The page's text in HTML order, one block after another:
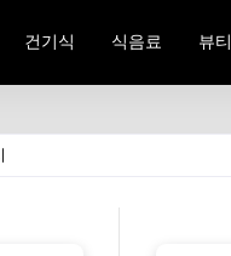
건기식 식음료 뷰티